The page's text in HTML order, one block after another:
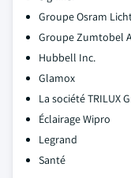
Groupe Osram
Groupe Zumtobel
Hubbell Inc.
Glamox
La société TRILUX
Éclairage Wipro
Legrand
Santé